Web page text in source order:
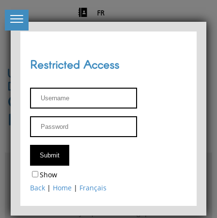
FR
University of Liège
Départment of Philosophy
Center for Phenomenological
Research
Access & maps
Philosophy Department Library
Restricted Access
Show
Back | Home | Français